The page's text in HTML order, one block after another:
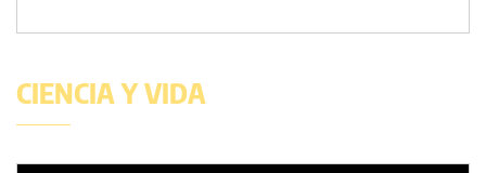
CIENCIA Y VIDA